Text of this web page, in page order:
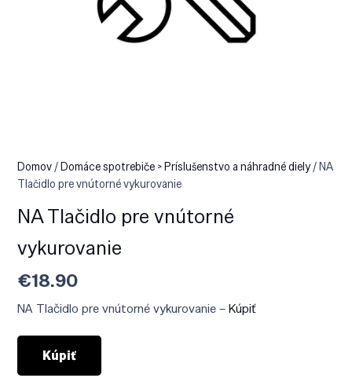
Domov/Domáce spotrebiče > Príslušenstvo a náhradné diely/ NA
Tlačidlo pre vnútorné vykurovanie
NA Tlačidlo pre vnútorné
vykurovanie
€18.90
NA Tlačidlo pre vnútorné vykurovanie –Kúpiť
Kúpiť